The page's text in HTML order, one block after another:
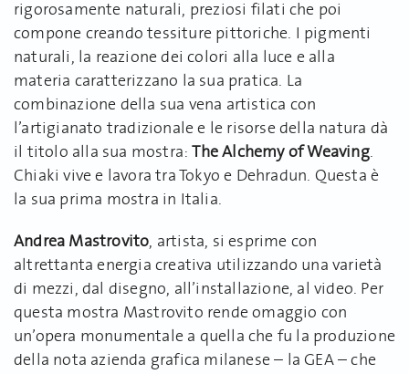
rigorosamente naturali, preziosi filati che poi
compone creando tessiture pittoriche. I pigmenti
naturali, la reazione dei colori alla luce e alla
materia caratterizzano la sua pratica. La
combinazione della sua vena artistica con
l’artigianato tradizionale e le risorse della natura dà
il titolo alla sua mostra:The Alchemy of Weaving.
Chiaki vive e lavora tra Tokyo e Dehradun. Questa è
la sua prima mostra in Italia.
Andrea Mastrovito, artista, si esprime con
altrettanta energia creativa utilizzando una varietà
di mezzi, dal disegno, all’installazione, al video. Per
questa mostra Mastrovito rende omaggio con
un’opera monumentale a quella che fu la produzione
della nota azienda grafica milanese – la GEA – che